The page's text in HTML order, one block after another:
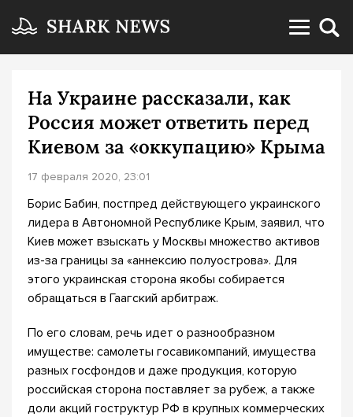
На Украине рассказали, как
Россия может ответить перед
Киевом за «оккупацию» Крыма
17 февраля 2020, 23:01
Борис Бабин, постпред действующего украинского
лидера в Автономной Республике Крым, заявил, что
Киев может взыскать у Москвы множество активов
из-за границы за «аннексию полуострова». Для
этого украинская сторона якобы собирается
обращаться в Гаагский арбитраж.
По его словам, речь идет о разнообразном
имуществе: самолеты госавикомпаний, имущества
разных госфондов и даже продукция, которую
российская сторона поставляет за рубеж, а также
доли акций гоструктур РФ в крупных коммерческих